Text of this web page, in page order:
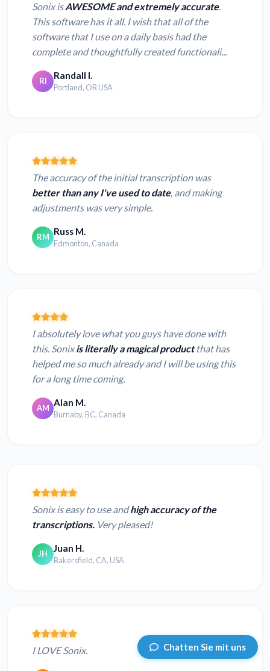
Sonix isAWESOME and extremely accurate.
This software has it all. I wish that all of the
software that I use on a daily basis had the
complete and thoughtfully created functionali...
RI Randall I.
Portland, OR USA
The accuracy of the initial transcription was
better than any I've used to date, and making
adjustments was very simple.
RM Russ M.
Edmonton, Canada
I absolutely love what you guys have done with
this. Sonixis literally a magical productthat has
helped me so much already and I will be using this
for a long time coming.
AM Alan M.
Burnaby, BC, Canada
Sonix is easy to use andhigh accuracy of the
transcriptions. Very pleased!
JH Juan H.
Bakersfield, CA, USA
I LOVE Sonix. Chatten Sie mit uns